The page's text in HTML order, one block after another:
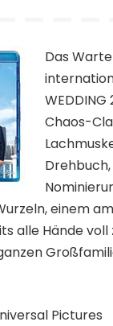
Das
Chaos-
einem
alle Hände voll
Pictures